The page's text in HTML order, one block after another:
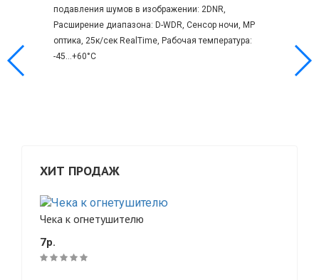
подавления шумов в изображении: 2DNR,
Расширение диапазона: D-WDR, Сенсор ночи, MP
оптика, 25к/сек RealTime, Рабочая температура:
-45...+60°C
ХИТ ПРОДАЖ
Чека к огнетушителю
7р.